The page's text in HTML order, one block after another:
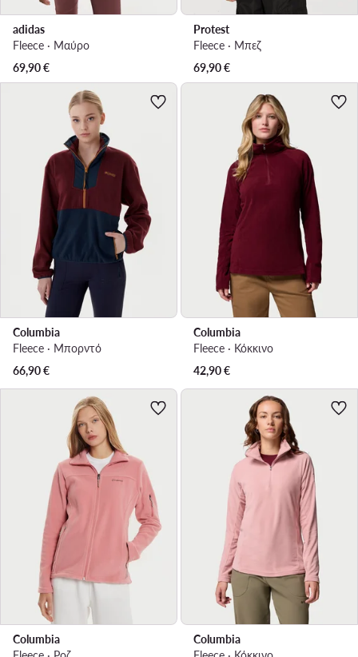
adidas
Fleece · Μαύρο
69,90€
Protest
Fleece · Μπεζ
69,90€
Columbia
Fleece · Μπορντό
66,90€
Columbia
Fleece · Κόκκινο
42,90€
Columbia
Columbia